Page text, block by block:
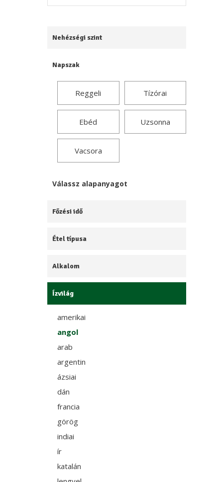
Nehézségi szint
Napszak
Reggeli Tízórai
Ebéd Uzsonna
Vacsora
Válassz alapanyagot
Főzési idő
Étel típusa
Alkalom
Ízvilág
amerikai
angol
arab
argentin
ázsiai
dán
francia
görög
indiai
ír
katalán